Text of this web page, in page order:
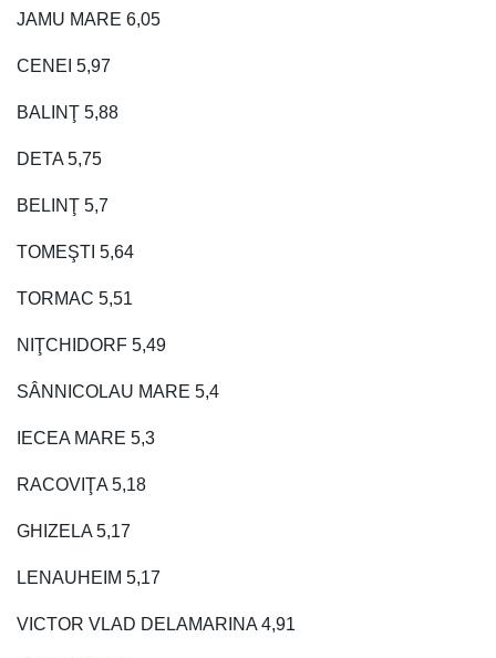
JAMU MARE 6,05
CENEI 5,97
BALINŢ 5,88
DETA 5,75
BELINŢ 5,7
TOMEŞTI 5,64
TORMAC 5,51
NIŢCHIDORF 5,49
SÂNNICOLAU MARE 5,4
IECEA MARE 5,3
RACOVIŢA 5,18
GHIZELA 5,17
LENAUHEIM 5,17
VICTOR VLAD DELAMARINA 4,91